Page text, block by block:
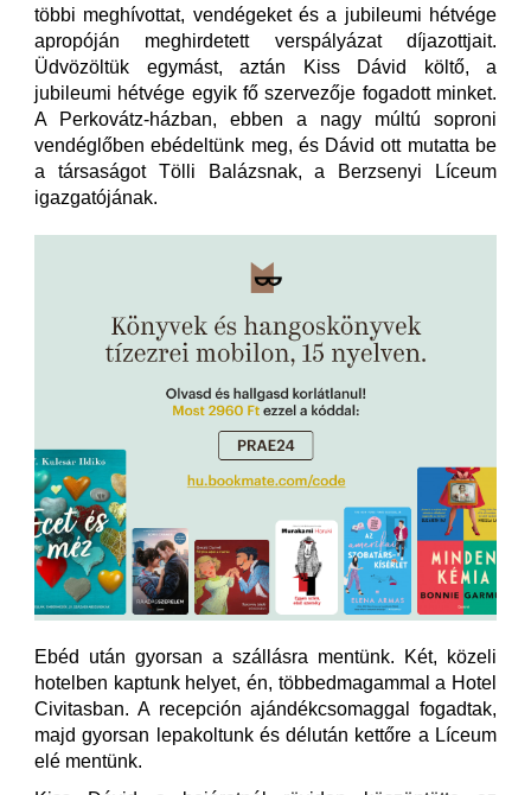
többi meghívottat, vendégeket és a jubileumi hétvége
apropóján meghirdetett verspályázat díjazottjait.
Üdvözöltük egymást, aztán Kiss Dávid költő, a
jubileumi hétvége egyik fő szervezője fogadott minket.
A Perkovátz-házban, ebben a nagy múltú soproni
vendéglőben ebédeltünk meg, és Dávid ott mutatta be
a társaságot Tölli Balázsnak, a Berzsenyi Líceum
igazgatójának.
Ebéd után gyorsan a szállásra mentünk. Két, közeli
hotelben kaptunk helyet, én, többedmagammal a Hotel
Civitasban. A recepción ajándékcsomaggal fogadtak,
majd gyorsan lepakoltunk és délután kettőre a Líceum
elé mentünk.